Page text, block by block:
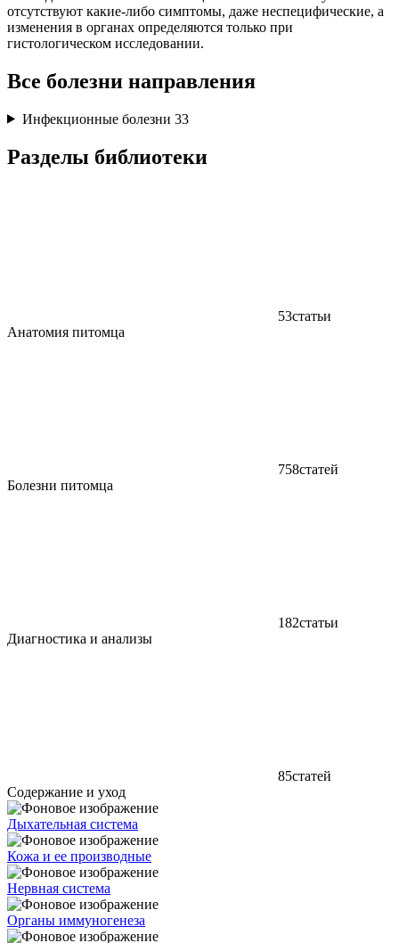
отсутствуют какие-либо симптомы, даже неспецифические, а
изменения в органах определяются только при
гистологическом исследовании.
Все болезни направления
Инфекционные болезни 33
Разделы библиотеки
53статьи
Анатомия питомца
758статей
Болезни питомца
182статьи
Диагностика и анализы
85статей
Содержание и уход
Дыхательная система
Кожа и ее производные
Нервная система
Органы иммуногенеза